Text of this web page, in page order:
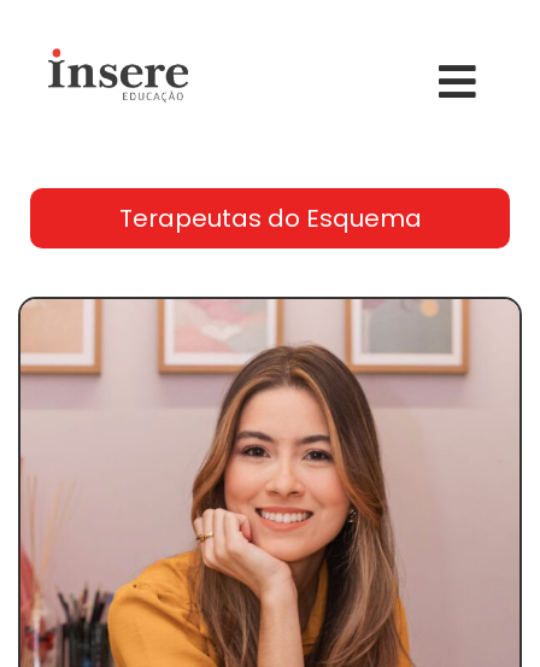
Terapeutas do Esquema